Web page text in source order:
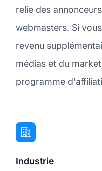
relie des
webmasters. Si
revenu
médias et du
programme
Industrie